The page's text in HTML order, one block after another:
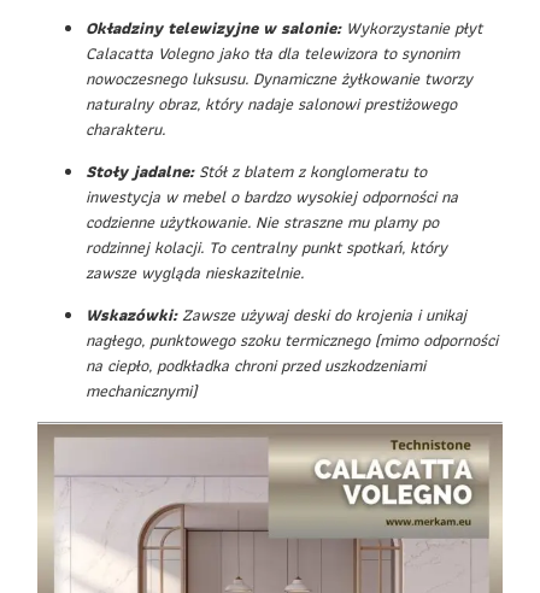
Okładziny telewizyjne w salonie:Wykorzystanie płyt
Calacatta Volegno jako tła dla telewizora to synonim
nowoczesnego luksusu. Dynamiczne żyłkowanie tworzy
naturalny obraz, który nadaje salonowi prestiżowego
charakteru.
Stoły jadalne:Stół z blatem z konglomeratu to
inwestycja w mebel o bardzo wysokiej odporności na
codzienne użytkowanie. Nie straszne mu plamy po
rodzinnej kolacji. To centralny punkt spotkań, który
zawsze wygląda nieskazitelnie.
Wskazówki:Zawsze używaj deski do krojenia i unikaj
nagłego, punktowego szoku termicznego (mimo odporności
na ciepło, podkładka chroni przed uszkodzeniami
mechanicznymi)